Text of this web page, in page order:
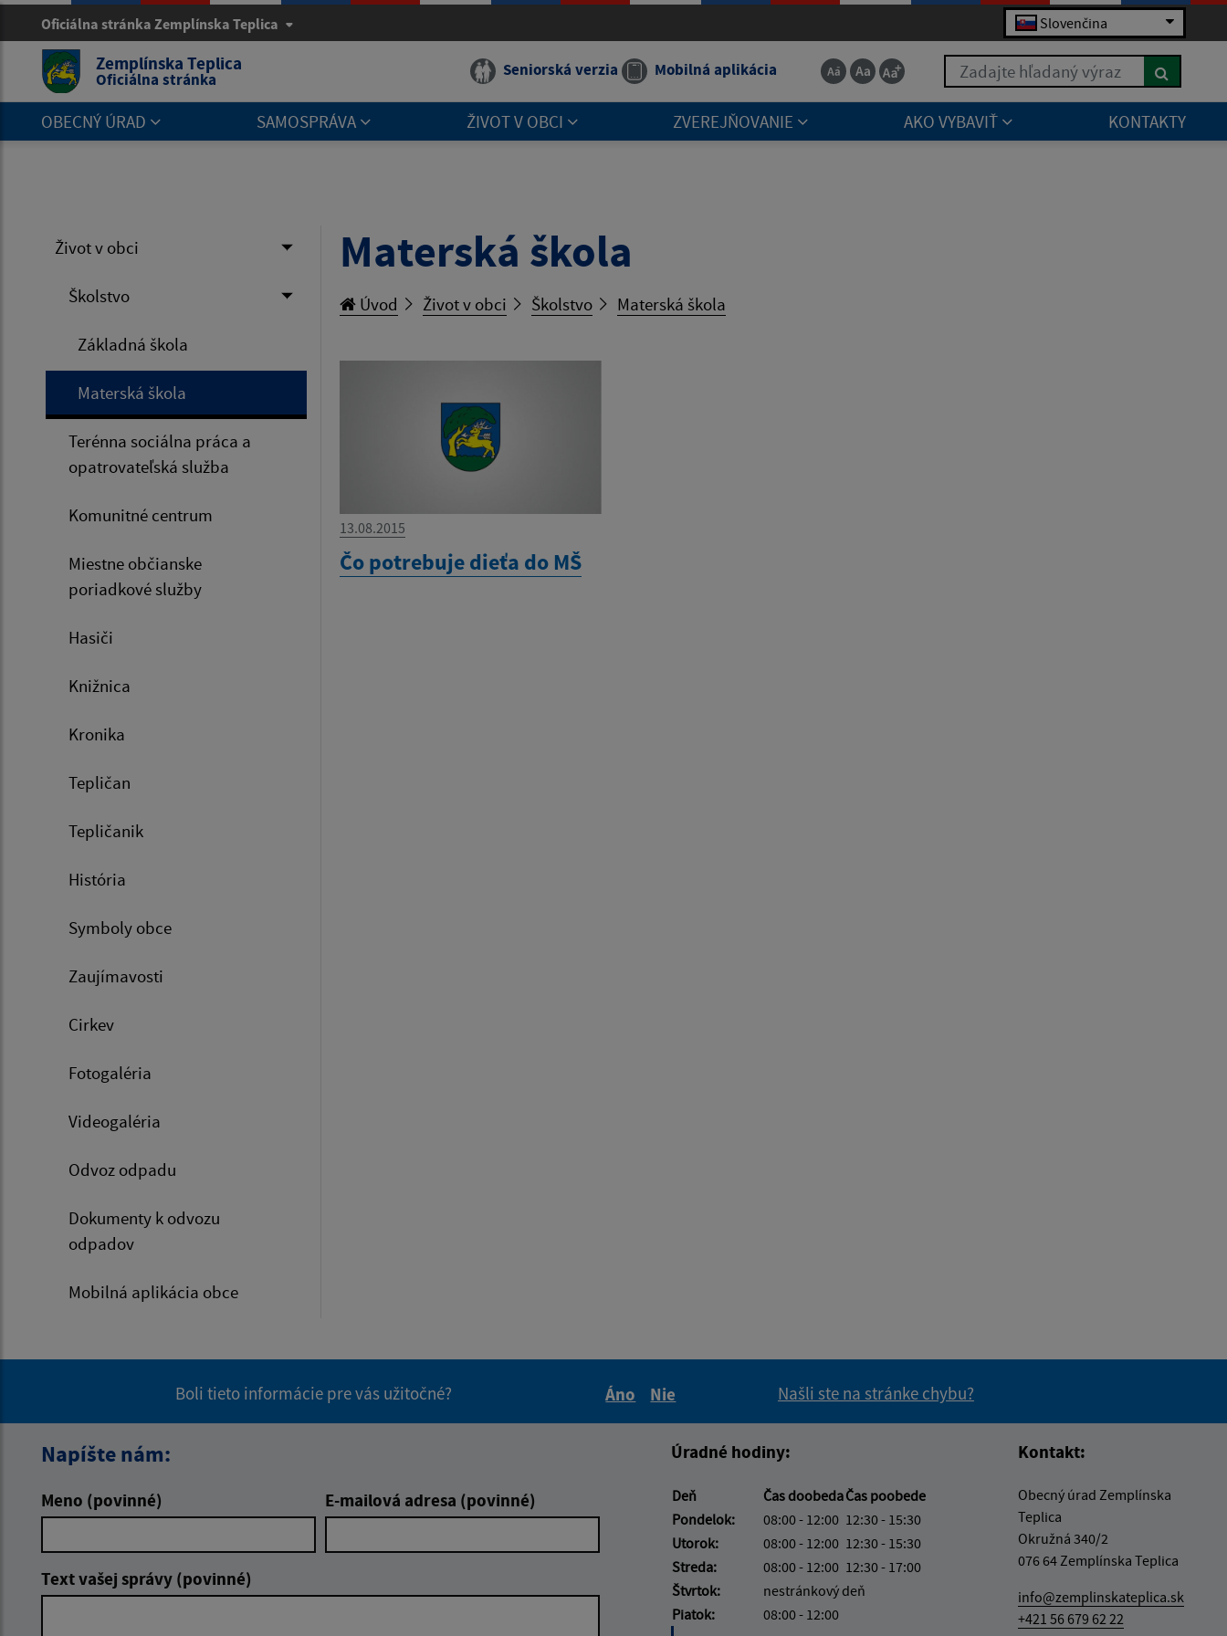
Oficiálna stránka Zemplínska Teplica Slovenčina
Zemplínska Teplica
Oficiálna stránka Seniorská verzia Mobilná aplikácia Zadajte hľadaný výraz
OBECNÝ ÚRAD SAMOSPRÁVA ŽIVOT V OBCI ZVEREJŇOVANIE AKO VYBAVIŤ KONTAKTY
Život v obci
Školstvo
Základná škola
Materská škola
Terénna sociálna práca a
opatrovateľská služba
Komunitné centrum
Miestne občianske
poriadkové služby
Hasiči
Knižnica
Kronika
Tepličan
Tepličanik
História
Symboly obce
Zaujímavosti
Cirkev
Fotogaléria
Videogaléria
Odvoz odpadu
Dokumenty k odvozu
odpadov
Mobilná aplikácia obce
Materská škola
Úvod Život v obci Školstvo Materská škola
13.08.2015
Čo potrebuje dieťa do MŠ
Boli tieto informácie pre vás užitočné?
Áno
Nie
Našli ste na stránke chybu?
Napíšte nám:
Meno (povinné) E-mailová adresa (povinné)
Text vašej správy (povinné)
Úradné hodiny:
Deň Čas doobedaČas poobede
Pondelok:
08:00 - 12:00 12:30 - 15:30
Utorok:
08:00 - 12:00 12:30 - 15:30
Streda:
08:00 - 12:00 12:30 - 17:00
Štvrtok:
nestránkový deň
Piatok:
08:00 - 12:00
Kontakt:
Obecný úrad Zemplínska
Teplica
Okružná 340/2
076 64 Zemplínska Teplica
info@zemplinskateplica.sk
+421 56 679 62 22